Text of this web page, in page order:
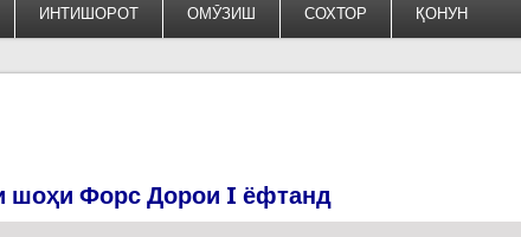
ИНТИШОРОТ ОМӮЗИШ СОХТОР ҚОНУН
шоҳи Форс Дорои I ёфтанд